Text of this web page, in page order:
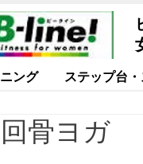
ング ステップ台
骨ヨガ